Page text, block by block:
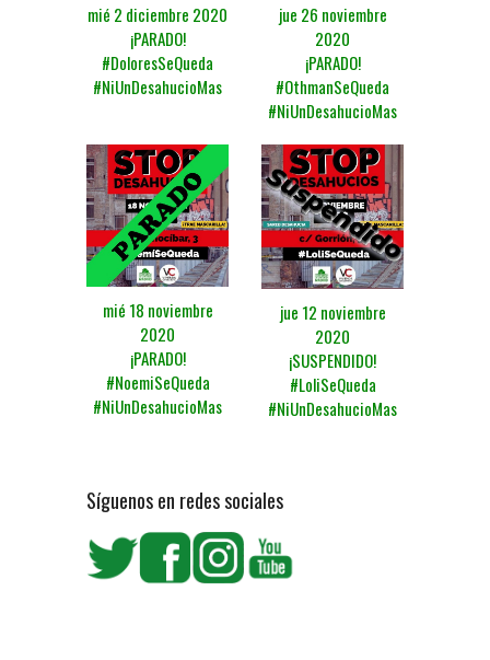
mié 2 diciembre 2020
¡PARADO!
#DoloresSeQueda
#NiUnDesahucioMas
jue 26 noviembre
2020
¡PARADO!
#OthmanSeQueda
#NiUnDesahucioMas
mié 18 noviembre
2020
¡PARADO!
#NoemiSeQueda
#NiUnDesahucioMas
jue 12 noviembre
2020
¡SUSPENDIDO!
#LoliSeQueda
#NiUnDesahucioMas
Síguenos en redes sociales